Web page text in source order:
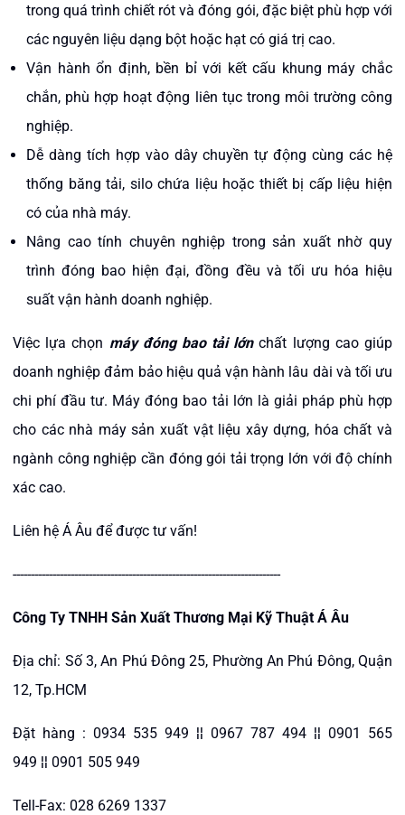
trong quá trình chiết rót và đóng gói, đặc biệt phù hợp với
các nguyên liệu dạng bột hoặc hạt có giá trị cao.
Vận hành ổn định, bền bỉ với kết cấu khung máy chắc
chắn, phù hợp hoạt động liên tục trong môi trường công
nghiệp.
Dễ dàng tích hợp vào dây chuyền tự động cùng các hệ
thống băng tải, silo chứa liệu hoặc thiết bị cấp liệu hiện
có của nhà máy.
Nâng cao tính chuyên nghiệp trong sản xuất nhờ quy
trình đóng bao hiện đại, đồng đều và tối ưu hóa hiệu
suất vận hành doanh nghiệp.
Việc lựa chọn máy đóng bao tải lớnchất lượng cao giúp
doanh nghiệp đảm bảo hiệu quả vận hành lâu dài và tối ưu
chi phí đầu tư. Máy đóng bao tải lớn là giải pháp phù hợp
cho các nhà máy sản xuất vật liệu xây dựng, hóa chất và
ngành công nghiệp cần đóng gói tải trọng lớn với độ chính
xác cao.
Liên hệ Á Âu để được tư vấn!
--------------------------------------------------------------------------
Công Ty TNHH Sản Xuất Thương Mại Kỹ Thuật Á Âu
Địa chỉ: Số 3, An Phú Đông 25, Phường An Phú Đông, Quận
12, Tp.HCM
Đặt hàng : 0934 535 949 ¦¦ 0967 787 494 ¦¦ 0901 565
949 ¦¦ 0901 505 949
Tell-Fax: 028 6269 1337